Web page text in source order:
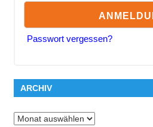
Passwort vergessen?
ARCHIV
Archiv